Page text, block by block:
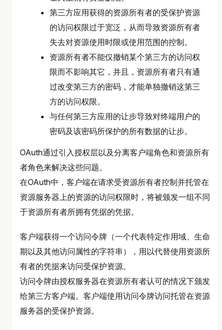
第三方应用获得的资源所有者的受保护资源
的访问权限过于宽泛，从而导致资源所有者
失去对资源使用时限或使用范围的控制。
资源所有者不能仅撤销某个第三方的访问权
限而不影响其它，并且，资源所有者只有通
过改变第三方的密码，才能单独撤销这第三
方的访问权限。
与任何第三方应用的让步导致对终端用户的
密码及该密码所保护的所有数据的让步。
OAuth通过引入授权层以及分离客户端角色和资源所有
者角色来解决这些问题。
在OAuth中，客户端在请求受资源所有者控制并托管在
资源服务器上的资源的访问权限时，将被颁发一组不同
于资源所有者所拥有凭据的凭据。
客户端获得一个访问令牌（一个代表特定作用域、生命
期以及其他访问属性的字符串），用以代替使用资源所
有者的凭据来访问受保护资源。
访问令牌由授权服务器在资源所有者认可的情况下颁发
给第三方客户端。客户端使用访问令牌访问托管在资源
服务器的受保护资源。